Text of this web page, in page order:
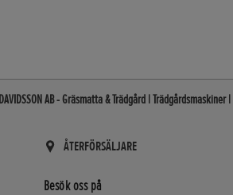
AB - Gräsmatta & Trädgård |
ÅTERFÖRSÄLJARE
Besök oss på